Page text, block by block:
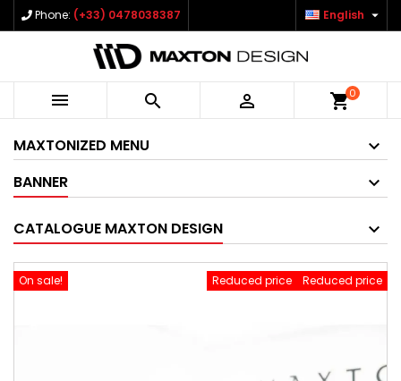
Phone: (+33) 0478038387 English 
   shopping_cart0
MAXTONIZED MENU
BANNER
CATALOGUE MAXTON DESIGN
On sale! Reduced price
Reduced price